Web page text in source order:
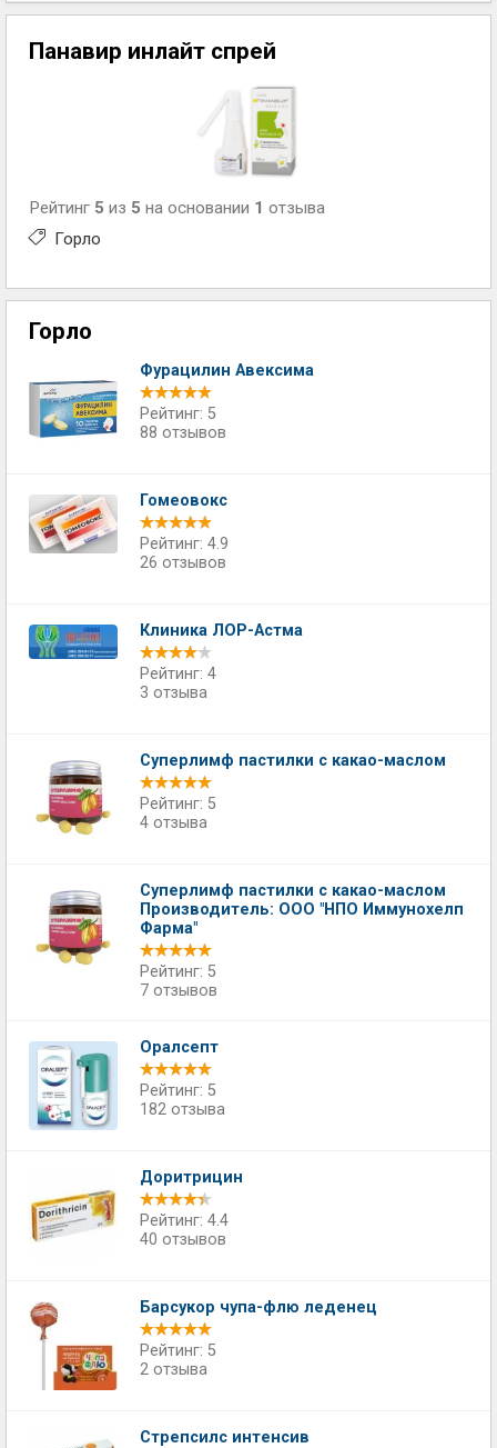
Панавир инлайт спрей
Рейтинг 5 из 5 на основании 1 отзыва
Горло
Горло
Фурацилин Авексима
Рейтинг: 5
88 отзывов
Гомеовокс
Рейтинг: 4.9
26 отзывов
Клиника ЛОР-Астма
Рейтинг: 4
3 отзыва
Суперлимф пастилки с какао-маслом
Рейтинг: 5
4 отзыва
Суперлимф пастилки с какао-маслом
Производитель: ООО "НПО Иммунохелп
Фарма"
Рейтинг: 5
7 отзывов
Оралсепт
Рейтинг: 5
182 отзыва
Доритрицин
Рейтинг: 4.4
40 отзывов
Барсукор чупа-флю леденец
Рейтинг: 5
2 отзыва
Стрепсилс интенсив